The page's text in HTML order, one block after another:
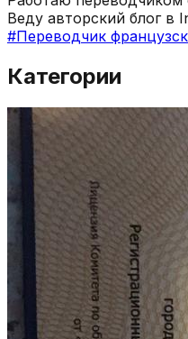
Веду авторский блог в
#Переводчик
Категории